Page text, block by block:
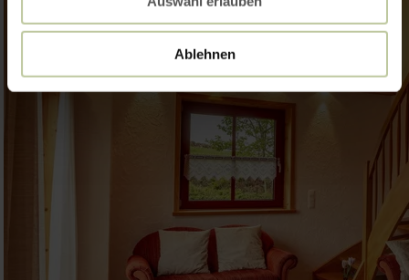
Ablehnen